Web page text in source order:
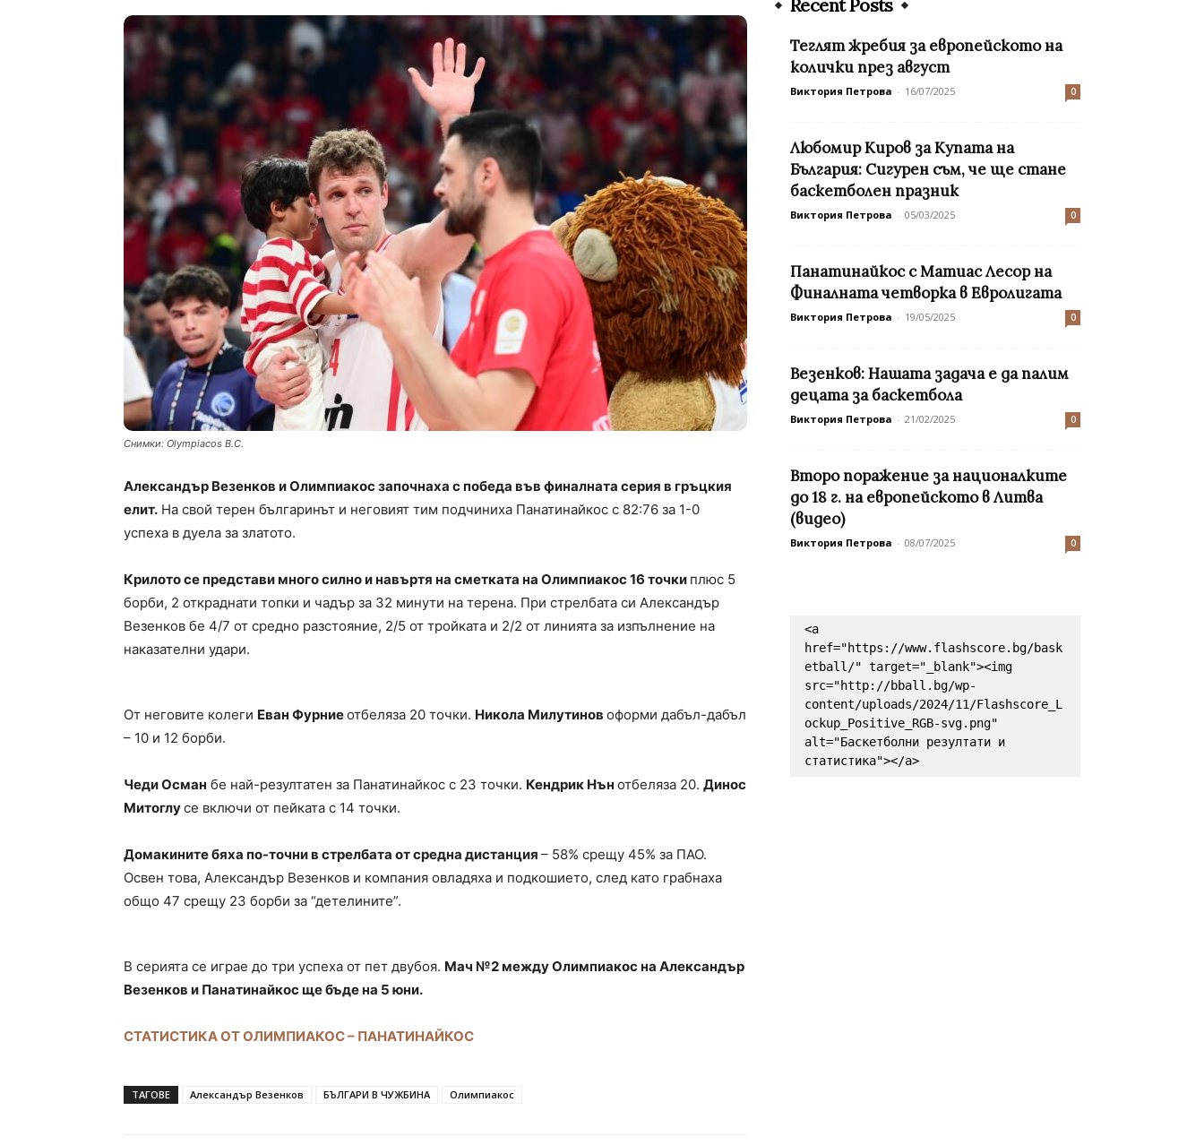
Снимки: Olympiacos B.C.
Александър Везенков и Олимпиакос започнаха с победа във финалната серия в гръцкия
елит. На свой терен българинът и неговият тим подчиниха Панатинайкос с 82:76 за 1-0
успеха в дуела за златото.
Крилото се представи много силно и навъртя на сметката на Олимпиакос 16 точки плюс 5
борби, 2 откраднати топки и чадър за 32 минути на терена. При стрелбата си Александър
Везенков бе 4/7 от средно разстояние, 2/5 от тройката и 2/2 от линията за изпълнение на
наказателни удари.
От неговите колеги Еван Фурниеотбеляза 20 точки. Никола Милутинов оформи дабъл-дабъл
– 10 и 12 борби.
Чеди Осман бе най-резултатен за Панатинайкос с 23 точки. Кендрик Нън отбеляза 20. Динос
Митоглусе включи от пейката с 14 точки.
Домакините бяха по-точни в стрелбата от средна дистанция – 58% срещу 45% за ПАО.
Освен това, Александър Везенков и компания овладяха и подкошието, след като грабнаха
общо 47 срещу 23 борби за “детелините”.
В серията се играе до три успеха от пет двубоя. Мач №2 между Олимпиакос на Александър
Везенков и Панатинайкос ще бъде на 5 юни.
СТАТИСТИКА ОТ ОЛИМПИАКОС – ПАНАТИНАЙКОС
ТАГОВЕ Александър Везенков БЪЛГАРИ В ЧУЖБИНА Олимпиакос
Recent Posts
Теглят жребия за европейското на
колички през август
Виктория Петрова - 16/07/2025 0
Любомир Киров за Купата на
България: Сигурен съм, че ще стане
баскетболен празник
Виктория Петрова - 05/03/2025 0
Панатинайкос с Матиас Лесор на
Финалната четворка в Евролигата
Виктория Петрова - 19/05/2025 0
Везенков: Нашата задача е да палим
децата за баскетбола
Виктория Петрова - 21/02/2025 0
Второ поражение за националките
до 18 г. на европейското в Литва
(видео)
Виктория Петрова - 08/07/2025 0
<a
href="https://www.flashscore.bg/bask
etball/" target="_blank"><img
src="http://bball.bg/wp-
content/uploads/2024/11/Flashscore_L
ockup_Positive_RGB-svg.png"
alt="Баскетболни резултати и
статистика"></a>